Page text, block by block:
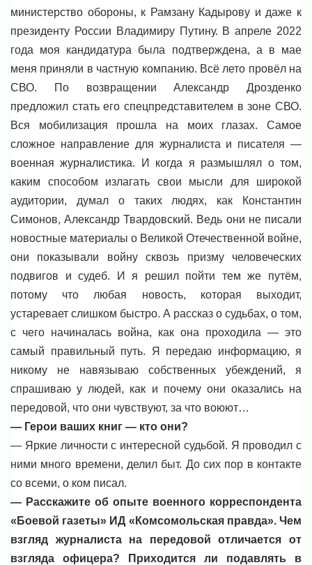
министерство обороны, к Рамзану Кадырову и даже к
президенту России Владимиру Путину. В апреле 2022
года моя кандидатура была подтверждена, а в мае
меня приняли в частную компанию. Всё лето провёл на
СВО. По возвращении Александр Дрозденко
предложил стать его спецпредставителем в зоне СВО.
Вся мобилизация прошла на моих глазах. Самое
сложное направление для журналиста и писателя —
военная журналистика. И когда я размышлял о том,
каким способом излагать свои мысли для широкой
аудитории, думал о таких людях, как Константин
Симонов, Александр Твардовский. Ведь они не писали
новостные материалы о Великой Отечественной войне,
они показывали войну сквозь призму человеческих
подвигов и судеб. И я решил пойти тем же путём,
потому что любая новость, которая выходит,
устаревает слишком быстро. А рассказ о судьбах, о том,
с чего начиналась война, как она проходила — это
самый правильный путь. Я передаю информацию, я
никому не навязываю собственных убеждений, я
спрашиваю у людей, как и почему они оказались на
передовой, что они чувствуют, за что воюют…
— Герои ваших книг — кто они?
— Яркие личности с интересной судьбой. Я проводил с
ними много времени, делил быт. До сих пор в контакте
со всеми, о ком писал.
— Расскажите об опыте военного корреспондента
«Боевой газеты» ИД «Комсомольская правда». Чем
взгляд журналиста на передовой отличается от
взгляда офицера? Приходится ли подавлять в